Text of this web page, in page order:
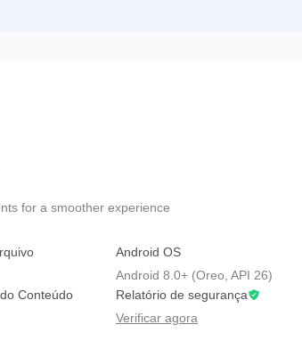
for a smoother experience
Android OS
Android 8.0+ (Oreo, API 26)
Conteúdo
Relatório de segurança
Verificar agora